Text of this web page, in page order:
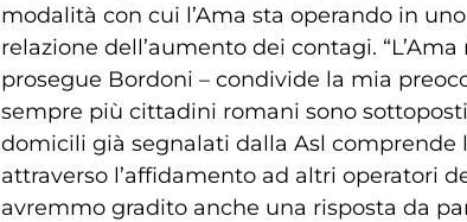
modalità con cui l’Ama sta operando in
relazione dell’aumento dei contagi.
prosegue Bordoni – condivide la mia
sempre più cittadini romani sono
domicili già segnalati dalla Asl
attraverso l’affidamento ad altri operatori
avremmo gradito anche una risposta da